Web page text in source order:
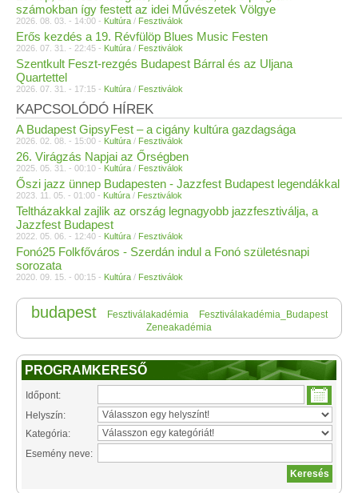
számokban így festett az idei Művészetek Völgye
2026. 08. 03. - 14:00 - Kultúra / Fesztiválok
Erős kezdés a 19. Révfülöp Blues Music Festen
2026. 07. 31. - 22:45 - Kultúra / Fesztiválok
Szentkult Feszt-rezgés Budapest Bárral és az Uljana
Quartettel
2026. 07. 31. - 17:15 - Kultúra / Fesztiválok
KAPCSOLÓDÓ HÍREK
A Budapest GipsyFest – a cigány kultúra gazdagsága
2026. 02. 08. - 15:00 - Kultúra / Fesztiválok
26. Virágzás Napjai az Őrségben
2025. 05. 31. - 00:10 - Kultúra / Fesztiválok
Őszi jazz ünnep Budapesten - Jazzfest Budapest legendákkal
2023. 11. 05. - 01:00 - Kultúra / Fesztiválok
Teltházakkal zajlik az ország legnagyobb jazzfesztiválja, a
Jazzfest Budapest
2022. 05. 06. - 12:40 - Kultúra / Fesztiválok
Fonó25 Folkfőváros - Szerdán indul a Fonó születésnapi
sorozata
2020. 09. 15. - 00:15 - Kultúra / Fesztiválok
budapest Fesztiválakadémia
Fesztiválakadémia_Budapest
Zeneakadémia
PROGRAMKERESŐ
Időpont:
Helyszín:
Kategória:
Esemény neve: